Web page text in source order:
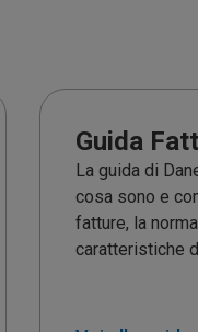
Guida
La guida di
cosa sono e
fatture, la
caratteristiche